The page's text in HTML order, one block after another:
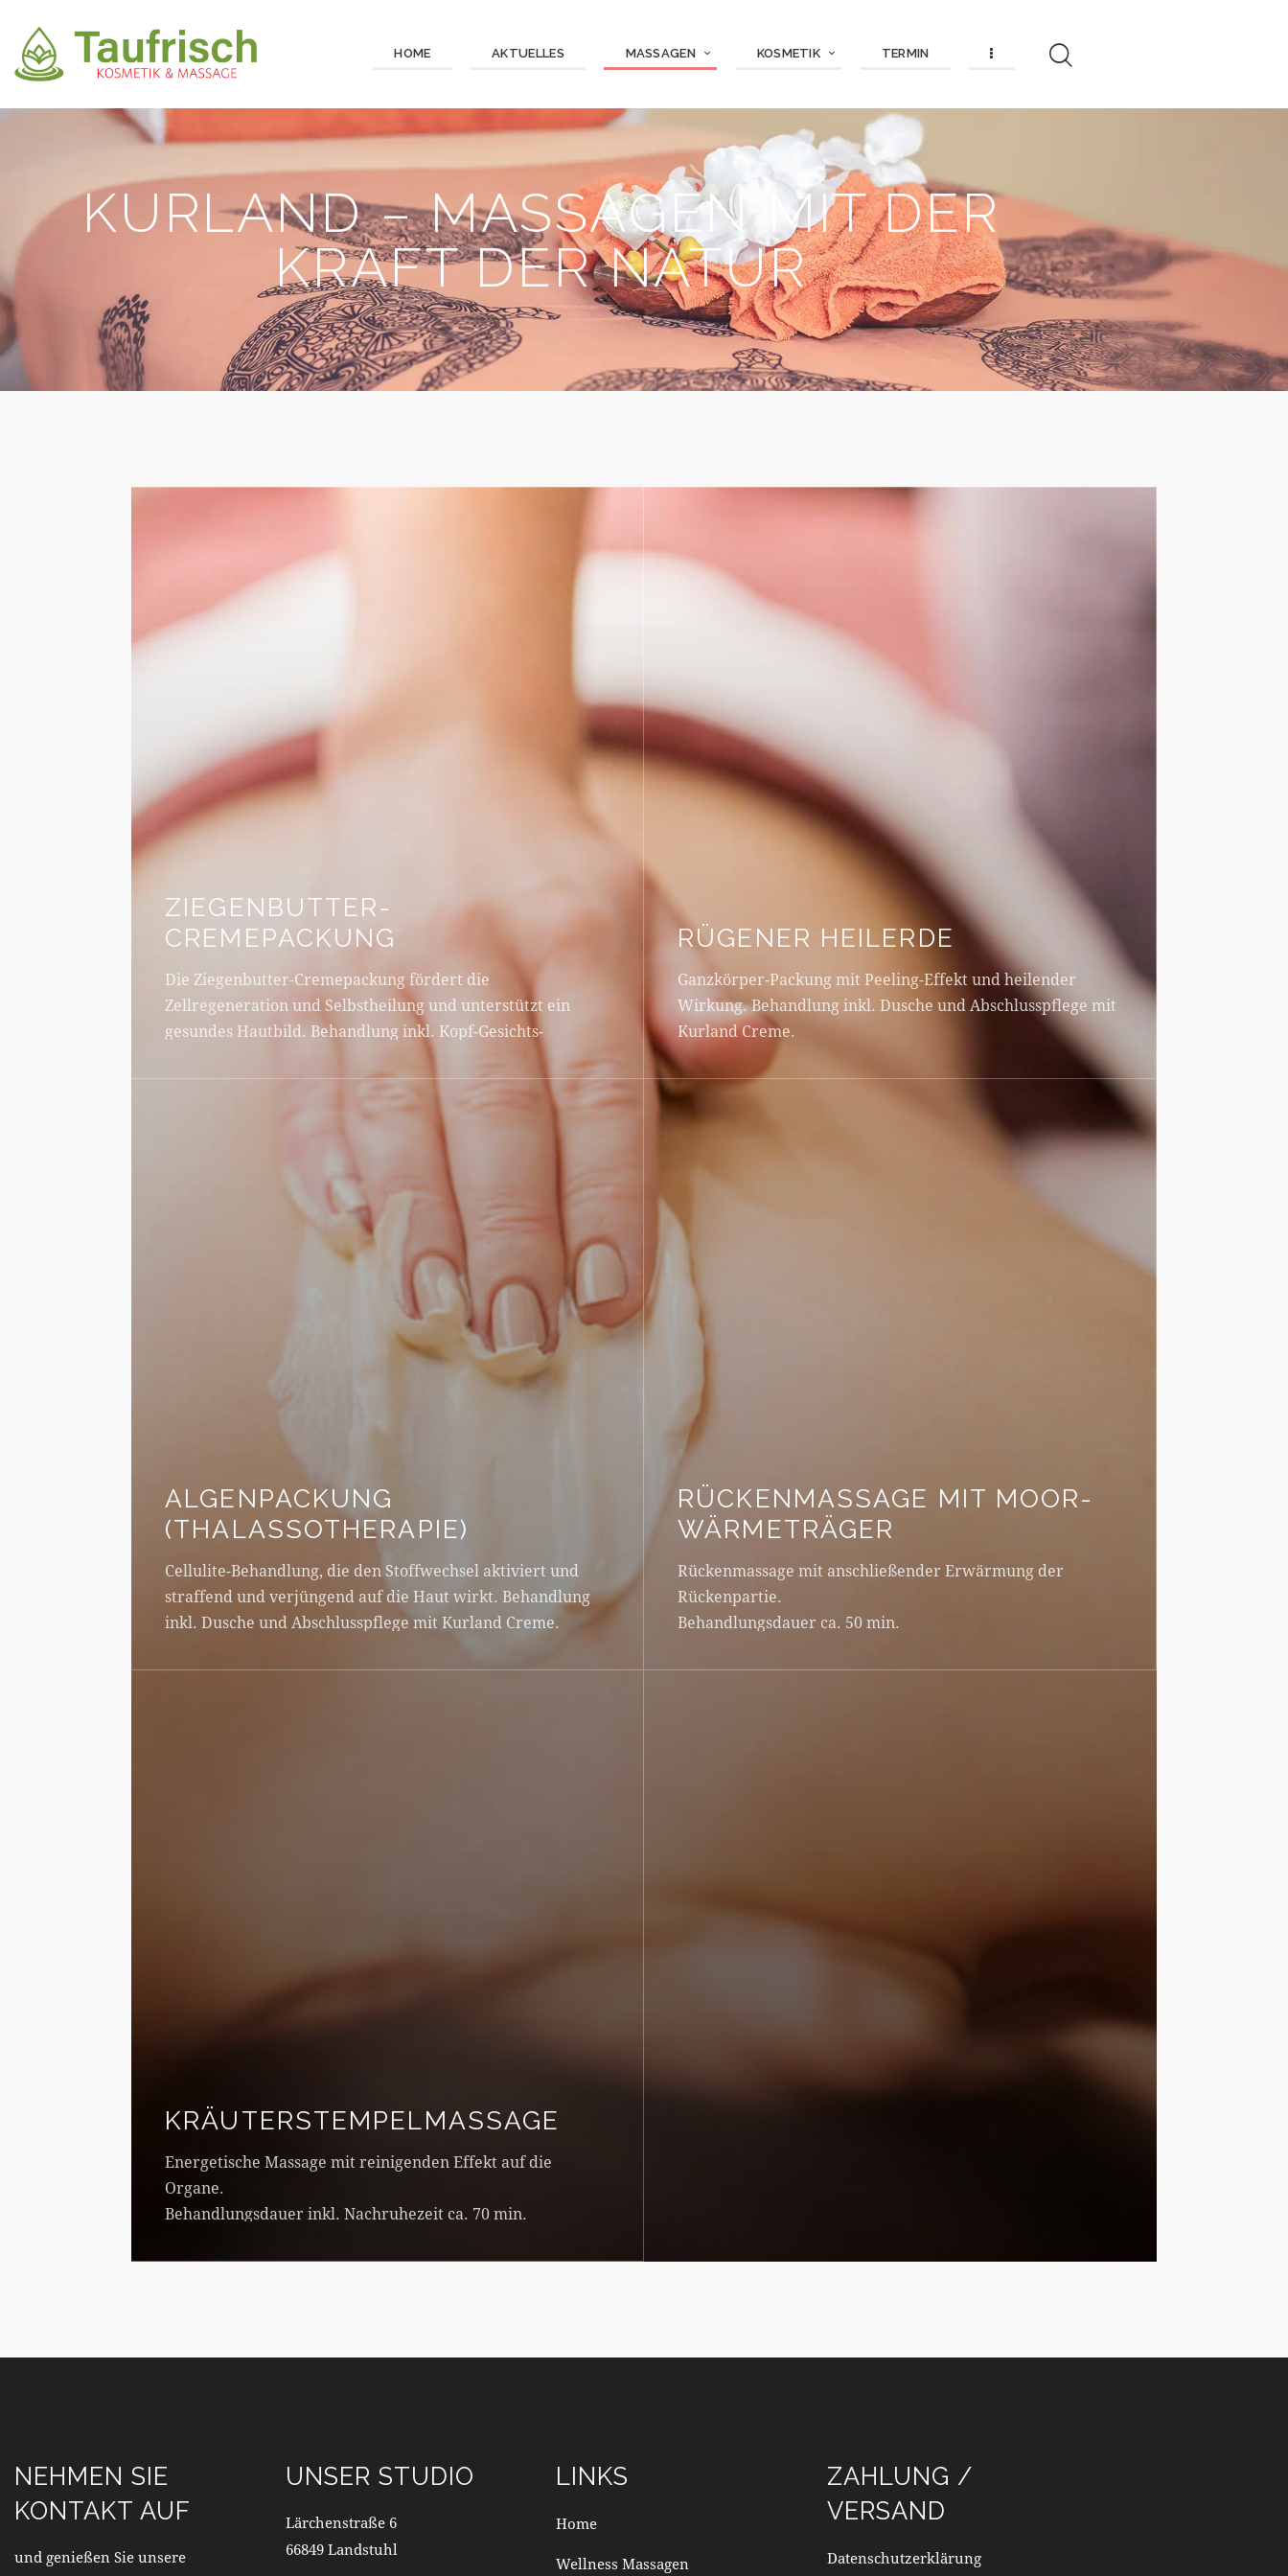
HOME AKTUELLES MASSAGEN KOSMETIK TERMIN
KURLAND – MASSAGEN MIT DER
KRAFT DER NATUR
ZIEGENBUTTER-
CREMEPACKUNG
Die Ziegenbutter-Cremepackung fördert die
Zellregeneration und Selbstheilung und unterstützt ein
gesundes Hautbild. Behandlung inkl. Kopf-Gesichts-
Behandlungsdauer ca. 40 min.
RÜGENER HEILERDE
Ganzkörper-Packung mit Peeling-Effekt und heilender
Wirkung. Behandlung inkl. Dusche und Abschlusspflege mit
Kurland Creme.
Behandlungsdauer ca. 70 min.
ALGENPACKUNG
(THALASSOTHERAPIE)
Cellulite-Behandlung, die den Stoffwechsel aktiviert und
straffend und verjüngend auf die Haut wirkt. Behandlung
inkl. Dusche und Abschlusspflege mit Kurland Creme.
RÜCKENMASSAGE MIT MOOR-
WÄRMETRÄGER
Rückenmassage mit anschließender Erwärmung der
Rückenpartie.
Behandlungsdauer ca. 50 min.
KRÄUTERSTEMPELMASSAGE
Energetische Massage mit reinigenden Effekt auf die
Organe.
Behandlungsdauer inkl. Nachruhezeit ca. 70 min.
NEHMEN SIE
KONTAKT AUF
und genießen Sie unsere
UNSER STUDIO
Lärchenstraße 6
66849 Landstuhl
LINKS
Home
Wellness Massagen
ZAHLUNG /
VERSAND
Datenschutzerklärung